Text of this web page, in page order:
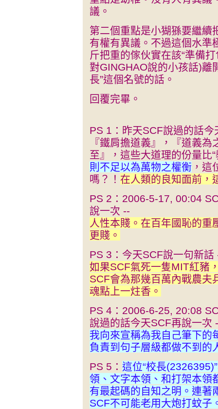
議。
第二個重點是小猢猻要繼續
有權有異議。不過這個水準
斤把重的傢伙實在該“準備
對GINGHAO說的小孩話)離
長”這個名號的話。
回覆完畢。
PS 1：昨天SCF說過的話
『鐵肩擔道義』，『道義
至』，這些大道理的份量比
則不足以為萬物之權衡 ，這
嗎？！ 在人類的良知面前，
PS 2：2006-5-17, 00:04
說一次 --
人性本賤。在百年國恥的重
更賤。
PS 3：今天SCF說一句新話
如果SCF氣死一隻MIT紅豬
SCF會為那幾百萬內戰農夫
魂點上一炷香。
PS 4：2006-6-25, 20:08
說過的話今天SCF再說一次
我向來宣稱為我自己筆下的
負責到句子層級都做不到的
PS 5： 這位“校長
領、文字本領、和打架本領
有最起碼的自知之明。連著
SCF不可能老用大炮打蚊子